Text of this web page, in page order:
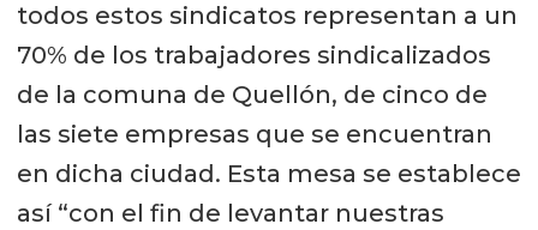
todos estos sindicatos representan a un
70% de los trabajadores sindicalizados
de la comuna de Quellón, de cinco de
las siete empresas que se encuentran
en dicha ciudad. Esta mesa se establece
así “con el fin de levantar nuestras